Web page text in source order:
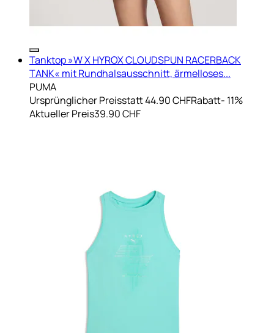
Tanktop »W X HYROX CLOUDSPUN RACERBACK
TANK« mit Rundhalsausschnitt, ärmelloses...
PUMA
Ursprünglicher Preisstatt 44.90 CHFRabatt- 11%
Aktueller Preis39.90 CHF